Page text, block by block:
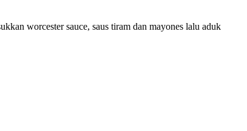
worcester sauce, saus tiram dan mayones lalu aduk